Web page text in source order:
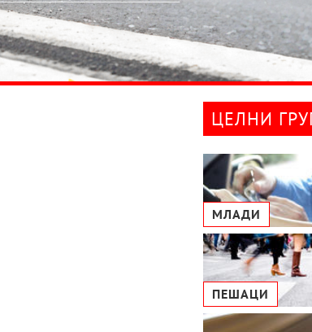
ЦЕЛНИ
МЛАДИ
ПЕШАЦИ